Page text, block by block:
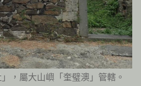
，屬大山嶼「奎璧澳」管轄。